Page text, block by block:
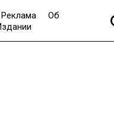
Реклама
Об